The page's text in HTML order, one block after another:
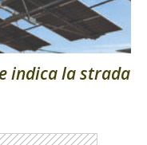
indica la strada